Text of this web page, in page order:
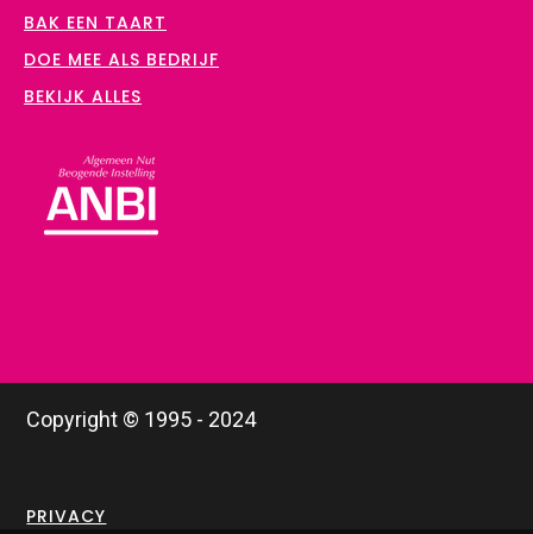
BAK EEN TAART
DOE MEE ALS BEDRIJF
BEKIJK ALLES
Copyright © 1995 - 2024
PRIVACY